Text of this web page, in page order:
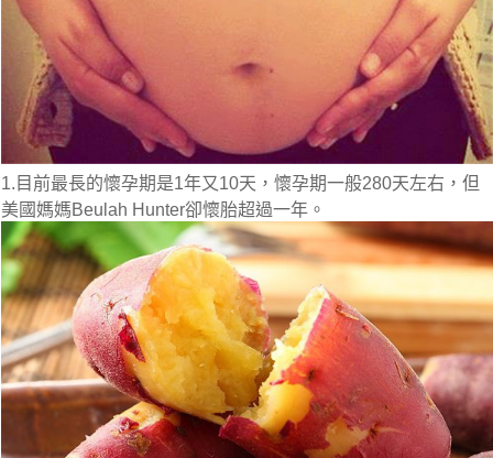
1.目前最長的懷孕期是1年又10天，懷孕期一般280天左右，但
美國媽媽Beulah Hunter卻懷胎超過一年。